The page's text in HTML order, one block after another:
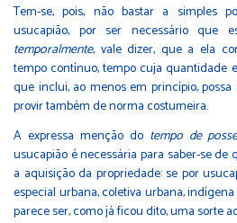
Tem-se, pois, não bastar a simples
usucapião, por ser necessário que
temporalmente, vale dizer, que a ela
tempo contínuo, tempo cuja quantidade
que inclui, ao menos em princípio,
provir também de norma costumeira.
A expressa menção do tempo de
usucapião é necessária para saber-se
a aquisição da propriedade: se por
especial urbana, coletiva urbana,
parece ser, como já ficou dito, uma sorte